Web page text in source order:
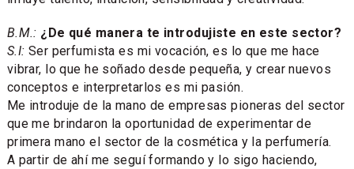
B.M.: ¿De qué manera te introdujiste en este sector?
S.I: Ser perfumista es mi vocación, es lo que me hace
vibrar, lo que he soñado desde pequeña, y crear nuevos
conceptos e interpretarlos es mi pasión.
Me introduje de la mano de empresas pioneras del sector
que me brindaron la oportunidad de experimentar de
primera mano el sector de la cosmética y la perfumería.
A partir de ahí me seguí formando y lo sigo haciendo,